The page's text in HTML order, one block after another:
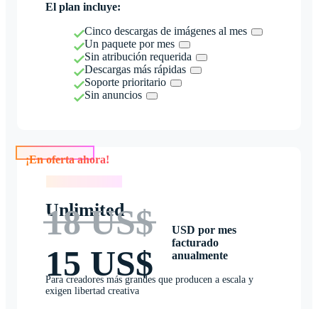
El plan incluye:
Cinco descargas de imágenes al mes
Un paquete por mes
Sin atribución requerida
Descargas más rápidas
Soporte prioritario
Sin anuncios
Unlimited
18 US$
15 US$
USD por mes
facturado
anualmente
Para creadores más grandes que producen a escala y
exigen libertad creativa